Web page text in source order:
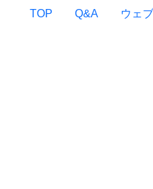
TOP Q&A ウェ